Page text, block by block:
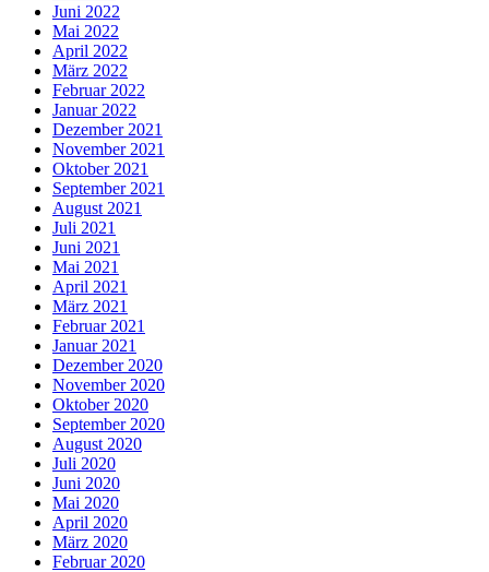
Juni 2022
Mai 2022
April 2022
März 2022
Februar 2022
Januar 2022
Dezember 2021
November 2021
Oktober 2021
September 2021
August 2021
Juli 2021
Juni 2021
Mai 2021
April 2021
März 2021
Februar 2021
Januar 2021
Dezember 2020
November 2020
Oktober 2020
September 2020
August 2020
Juli 2020
Juni 2020
Mai 2020
April 2020
März 2020
Februar 2020